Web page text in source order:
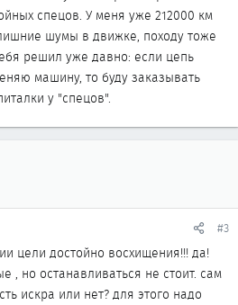
спецов. У меня уже 212000 км
шумы в движке, походу тоже
решил уже давно: если цепь
машину, то буду заказывать
у "спецов".
#3
цели достойно восхищения!!! да!
, но останавливаться не стоит. сам
искра или нет? для этого надо